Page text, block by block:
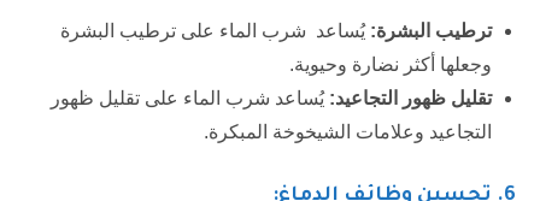
ترطيب البشرة: يُساعد شرب الماء على ترطيب البشرة
وجعلها أكثر نضارة وحيوية.
تقليل ظهور التجاعيد: يُساعد شرب الماء على تقليل ظهور
التجاعيد وعلامات الشيخوخة المبكرة.